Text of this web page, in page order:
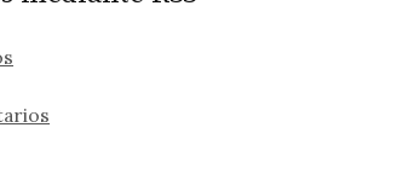
a la carga para eliminarlo